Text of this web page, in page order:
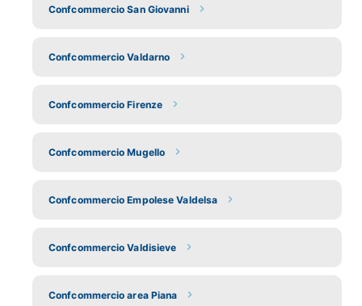
Confcommercio San Giovanni
Confcommercio Valdarno
Confcommercio Firenze
Confcommercio Mugello
Confcommercio Empolese Valdelsa
Confcommercio Valdisieve
Confcommercio area Piana